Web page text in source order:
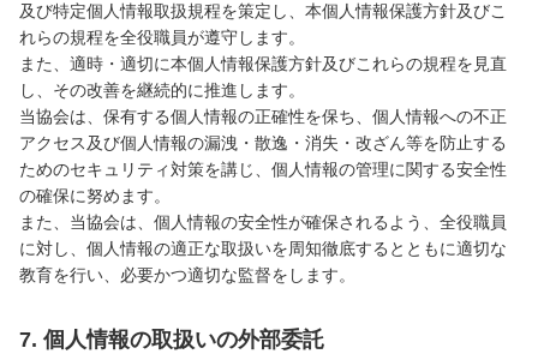
及び特定個人情報取扱規程を策定し、本個人情報保護方針及びこ
れらの規程を全役職員が遵守します。
また、適時・適切に本個人情報保護方針及びこれらの規程を見直
し、その改善を継続的に推進します。
当協会は、保有する個人情報の正確性を保ち、個人情報への不正
アクセス及び個人情報の漏洩・散逸・消失・改ざん等を防止する
ためのセキュリティ対策を講じ、個人情報の管理に関する安全性
の確保に努めます。
また、当協会は、個人情報の安全性が確保されるよう、全役職員
に対し、個人情報の適正な取扱いを周知徹底するとともに適切な
教育を行い、必要かつ適切な監督をします。
7. 個人情報の取扱いの外部委託